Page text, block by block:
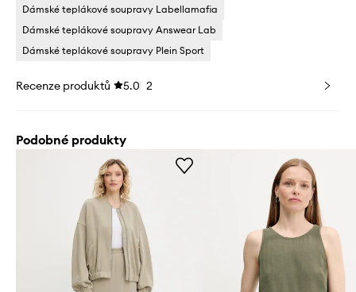
Dámské teplákové soupravy Labellamafia
Dámské teplákové soupravy Answear Lab
Dámské teplákové soupravy Plein Sport
Recenze produktů 5.0 2
Podobné produkty